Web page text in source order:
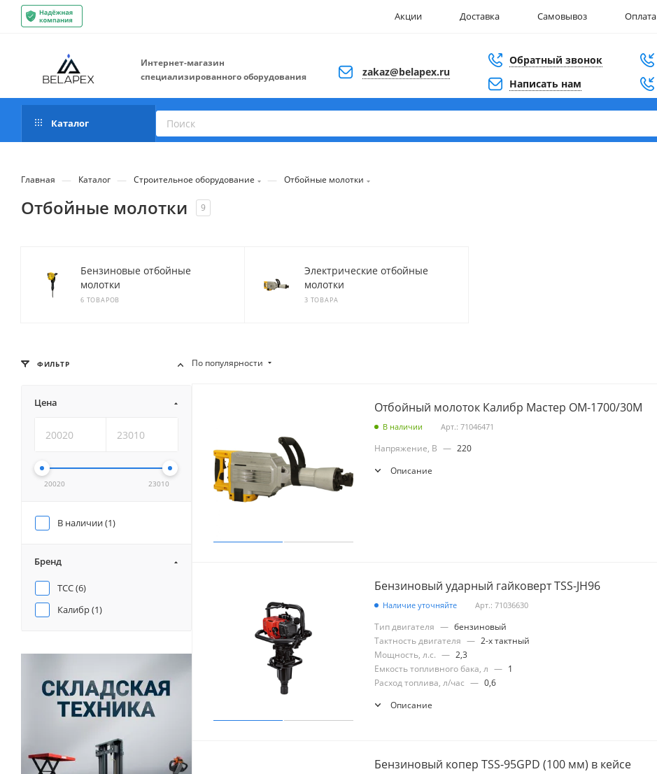
Акции Доставка Самовывоз Оплата
Интернет-магазин
специализированного оборудования
zakaz@belapex.ru
Обратный звонок
Написать нам
Каталог
Главная — Каталог — Строительное оборудование — Отбойные молотки
Отбойные молотки 9
Бензиновые отбойные
молотки
6 ТОВАРОВ
Электрические отбойные
молотки
3 ТОВАРА
По популярности
Отбойный молоток Калибр Мастер ОМ-1700/30М
В наличии Арт.: 71046471
Напряжение, В — 220
Описание
Бензиновый ударный гайковерт TSS-JH96
Наличие уточняйте Арт.: 71036630
Тип двигателя — бензиновый
Тактность двигателя — 2-х тактный
Мощность, л.с. — 2,3
Емкость топливного бака, л — 1
Расход топлива, л/час — 0,6
Описание
Бензиновый копер TSS-95GPD (100 мм) в кейсе
ФИЛЬТР
Цена
20020 23010
В наличии (1)
Бренд
ТСС (6)
Калибр (1)